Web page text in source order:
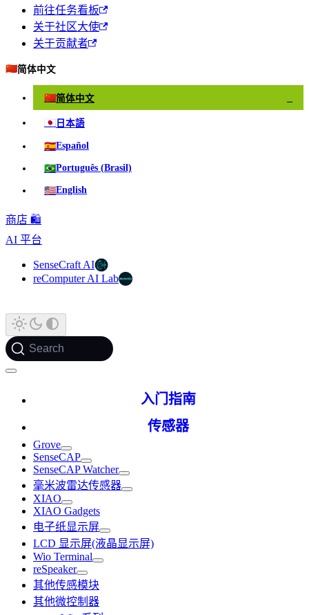
前往任务看板
关于社区大使
关于贡献者
🇨🇳简体中文
🇨🇳简体中文
🇯🇵 日本語
🇪🇸Español
🇧🇷Português (Brasil)
🇺🇸English
商店 🛍️
AI 平台
SenseCraft AI
reComputer AI Lab
Search
入门指南
传感器
Grove
SenseCAP
SenseCAP Watcher
毫米波雷达传感器
XIAO
XIAO Gadgets
电子纸显示屏
LCD 显示屏(液晶显示屏)
Wio Terminal
reSpeaker
其他传感模块
其他微控制器